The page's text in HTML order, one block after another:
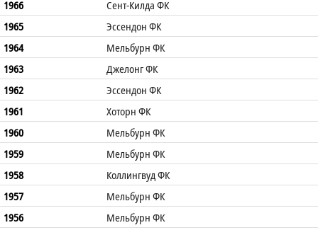
1966
Сент-Килда ФК
1965
Эссендон ФК
1964
Мельбурн ФК
1963
Джелонг ФК
1962
Эссендон ФК
1961
Хоторн ФК
1960
Мельбурн ФК
1959
Мельбурн ФК
1958
Коллингвуд ФК
1957
Мельбурн ФК
1956
Мельбурн ФК